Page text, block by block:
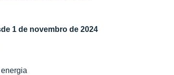
1 de novembro de 2024